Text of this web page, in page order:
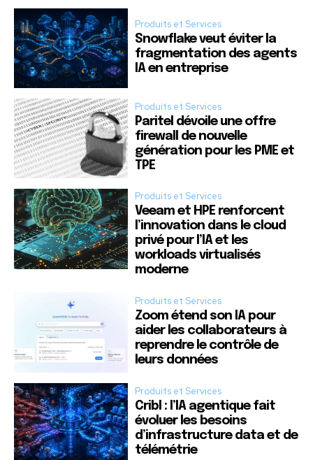
Produits et Services
Snowflake veut éviter la
fragmentation des agents
IA en entreprise
Produits et Services
Paritel dévoile une offre
firewall de nouvelle
génération pour les PME et
TPE
Produits et Services
Veeam et HPE renforcent
l’innovation dans le cloud
privé pour l’IA et les
workloads virtualisés
moderne
Produits et Services
Zoom étend son IA pour
aider les collaborateurs à
reprendre le contrôle de
leurs données
Produits et Services
Cribl : l’IA agentique fait
évoluer les besoins
d’infrastructure data et de
télémétrie